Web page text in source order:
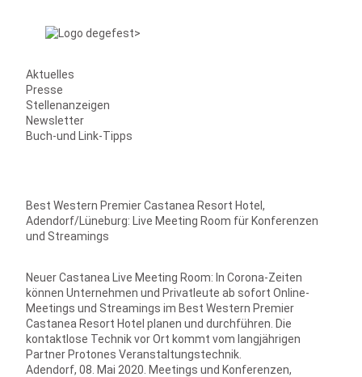
Aktuelles
Presse
Stellenanzeigen
Newsletter
Buch-und Link-Tipps
Best Western Premier Castanea Resort Hotel,
Adendorf/Lüneburg: Live Meeting Room für Konferenzen
und Streamings
Neuer Castanea Live Meeting Room: In Corona-Zeiten
können Unternehmen und Privatleute ab sofort Online-
Meetings und Streamings im Best Western Premier
Castanea Resort Hotel planen und durchführen. Die
kontaktlose Technik vor Ort kommt vom langjährigen
Partner Protones Veranstaltungstechnik.
Adendorf, 08. Mai 2020. Meetings und Konferenzen,